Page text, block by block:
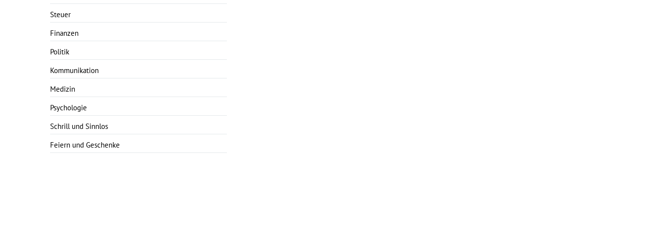
Steuer
Finanzen
Politik
Kommunikation
Medizin
Psychologie
Schrill und Sinnlos
Feiern und Geschenke